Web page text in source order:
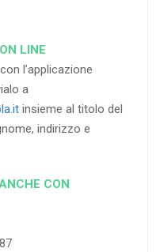
LINE
l’applicazione
a
insieme al titolo del
indirizzo e
CON